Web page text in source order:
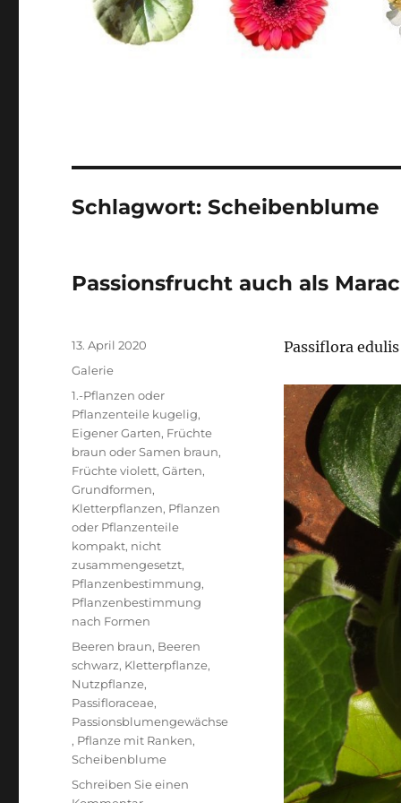
Schlagwort:Scheibenblume
Passionsfrucht auch als
Passiflora edulis
Veröffentlicht
am
13. April 2020
Format
Galerie
Kategorien
1.-Pflanzen oder
Pflanzenteile kugelig,
Eigener Garten, Früchte
braun oder Samen braun,
Früchte violett,Gärten,
Grundformen,
Kletterpflanzen, Pflanzen
oder Pflanzenteile
kompakt, nicht
zusammengesetzt,
Pflanzenbestimmung,
Pflanzenbestimmung
nach Formen
Schlagwörter
Beeren braun, Beeren
schwarz, Kletterpflanze,
Nutzpflanze,
Passifloraceae,
Passionsblumengewächse
, Pflanze mit Ranken,
Scheibenblume
Schreiben Sie einen